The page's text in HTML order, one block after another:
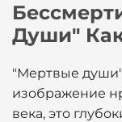
Души"
"Мертвые души"
изображение
века, это